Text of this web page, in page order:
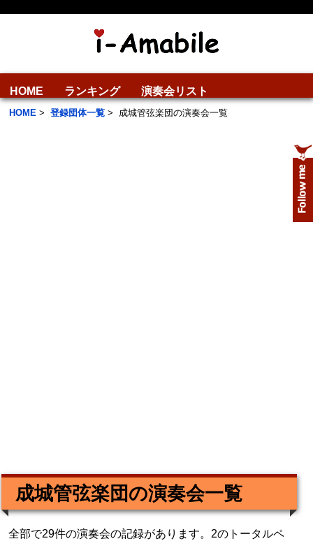
HOME ランキング 演奏会リスト
HOME > 登録団体一覧 > 成城管弦楽団の演奏会一覧
成城管弦楽団の演奏会一覧
全部で29件の演奏会の記録があります。2のトータルペ